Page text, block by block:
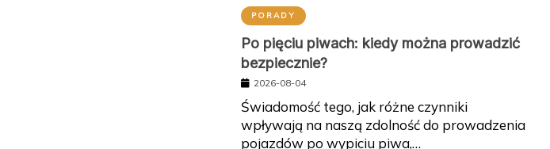
PORADY
Po pięciu piwach: kiedy można prowadzić
bezpiecznie?
2026-08-04
Świadomość tego, jak różne czynniki
wpływają na naszą zdolność do prowadzenia
pojazdów po wypiciu piwa,…